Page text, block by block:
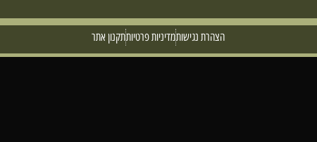
הצהרת נגישותמדיניות פרטיותתקנון אתר